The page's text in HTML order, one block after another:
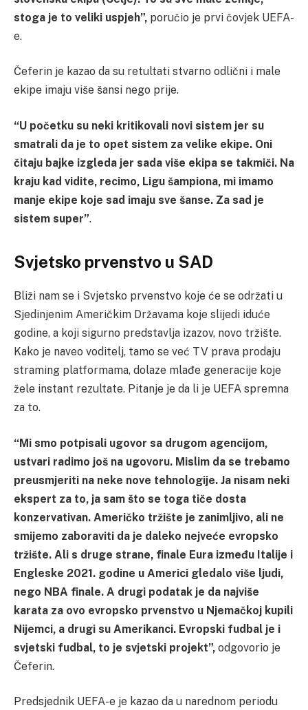
stoga je to veliki uspjeh”, poručio je prvi čovjek UEFA-
e.
Čeferin je kazao da su retultati stvarno odlični i male
ekipe imaju više šansi nego prije.
“U početku su neki kritikovali novi sistem jer su
smatrali da je to opet sistem za velike ekipe. Oni
čitaju bajke izgleda jer sada više ekipa se takmiči. Na
kraju kad vidite, recimo, Ligu šampiona, mi imamo
manje ekipe koje sad imaju sve šanse. Za sad je
sistem super”.
Svjetsko prvenstvo u SAD
Bliži nam se i Svjetsko prvenstvo koje će se održati u
Sjedinjenim Američkim Državama koje slijedi iduće
godine, a koji sigurno predstavlja izazov, novo tržište.
Kako je naveo voditelj, tamo se već TV prava prodaju
straming platformama, dolaze mlađe generacije koje
žele instant rezultate. Pitanje je da li je UEFA spremna
za to.
“Mi smo potpisali ugovor sa drugom agencijom,
ustvari radimo još na ugovoru. Mislim da se trebamo
preusmjeriti na neke nove tehnologije. Ja nisam neki
ekspert za to, ja sam što se toga tiče dosta
konzervativan. Američko tržište je zanimljivo, ali ne
smijemo zaboraviti da je daleko nejveće evropsko
tržište. Ali s druge strane, finale Eura između Italije i
Engleske 2021. godine u Americi gledalo više ljudi,
nego NBA finale. A drugi podatak je da najviše
karata za ovo evropsko prvenstvo u Njemačkoj kupili
Nijemci, a drugi su Amerikanci. Evropski fudbal je i
svjetski fudbal, to je svjetski projekt”, odgovorio je
Čeferin.
Predsjednik UEFA-e je kazao da u narednom periodu